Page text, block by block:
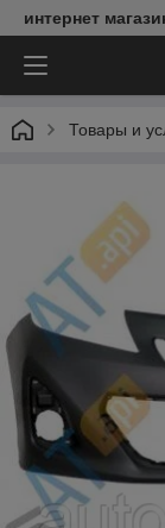
интернет
Товары и